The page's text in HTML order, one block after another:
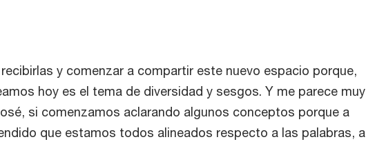
y comenzar a compartir este nuevo espacio porque,
hoy es el tema de diversidad y sesgos. Y me parece muy
si comenzamos aclarando algunos conceptos porque a
que estamos todos alineados respecto a las palabras, a